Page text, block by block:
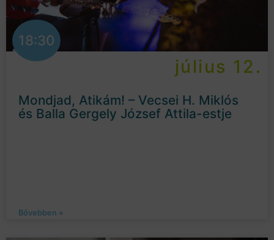
18:30
július 12.
Mondjad, Atikám! – Vecsei H. Miklós
és Balla Gergely József Attila-estje
Bővebben »